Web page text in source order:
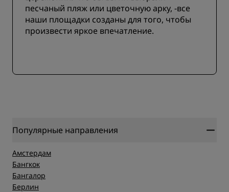
песчаный пляж или цветочную арку, -все
наши площадки созданы для того, чтобы
произвести яркое впечатление.
Популярные направления
Амстердам
Бангкок
Бангалор
Берлин